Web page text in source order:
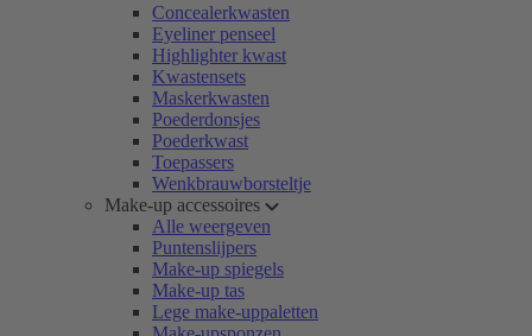
Concealerkwasten
Eyeliner penseel
Highlighter kwast
Kwastensets
Maskerkwasten
Poederdonsjes
Poederkwast
Toepassers
Wenkbrauwborsteltje
Make-up accessoires
Alle weergeven
Puntenslijpers
Make-up spiegels
Make-up tas
Lege make-uppaletten